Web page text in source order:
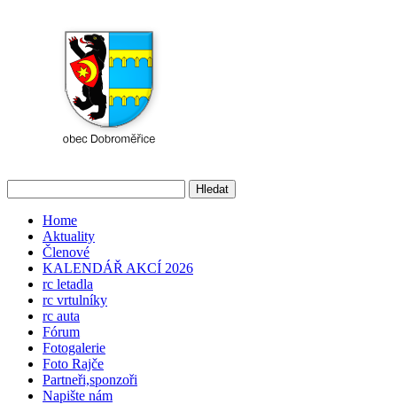
Home
Aktuality
Členové
KALENDÁŘ AKCÍ 2026
rc letadla
rc vrtulníky
rc auta
Fórum
Fotogalerie
Foto Rajče
Partneři,sponzoři
Napište nám